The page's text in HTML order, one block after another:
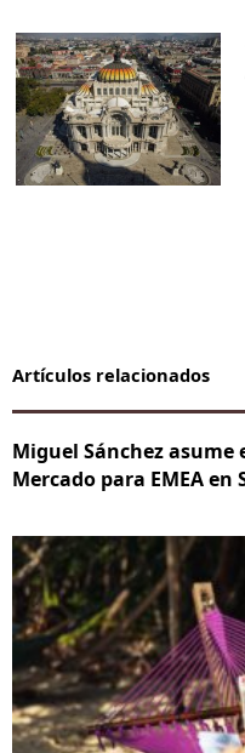
Artículos relacionados
Miguel Sánchez asume
Mercado para EMEA en